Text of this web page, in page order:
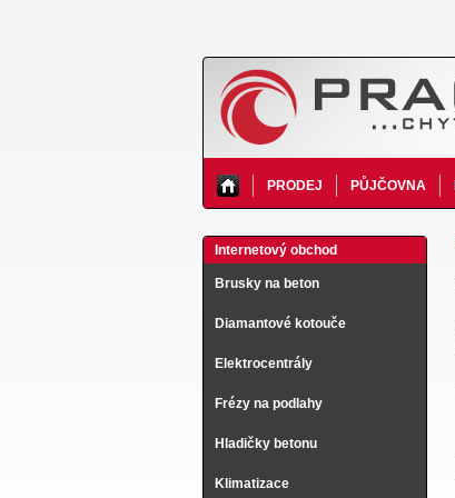
PRODEJ PŮJČOVNA
Internetový obchod
Brusky na beton
Diamantové kotouče
Elektrocentrály
Frézy na podlahy
Hladičky betonu
Klimatizace